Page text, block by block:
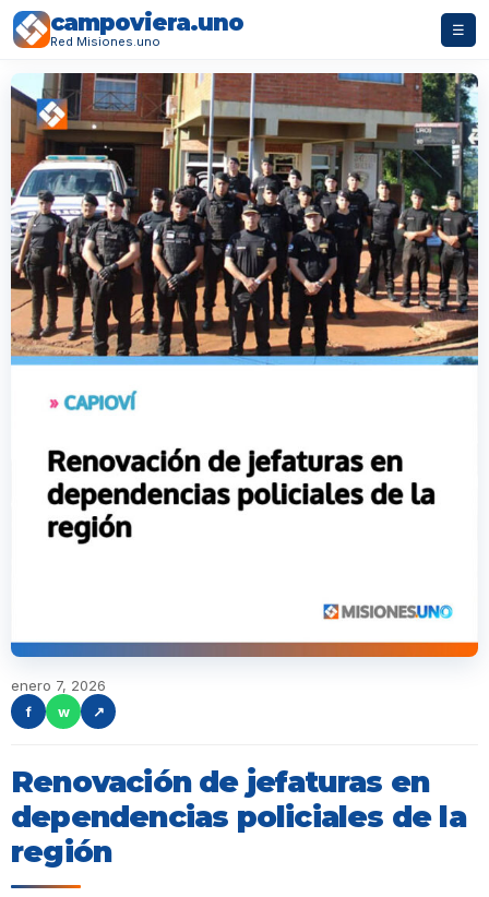
campoviera.uno
Red Misiones.uno
☰
enero 7, 2026
f
w ↗
Renovación de jefaturas en
dependencias policiales de la
región